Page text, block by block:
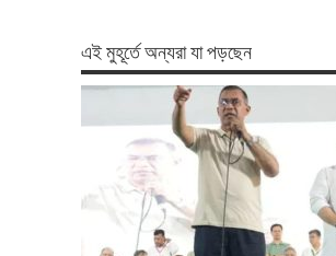
এই মুহূর্তে অন্যরা যা পড়ছেন